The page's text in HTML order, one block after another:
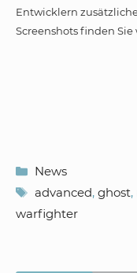
Entwicklern
Screenshots finden
Kategorien
News
Schlagwörter
advanced, ghost,
warfighter